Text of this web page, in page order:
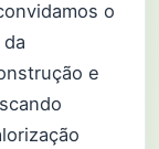
o
e